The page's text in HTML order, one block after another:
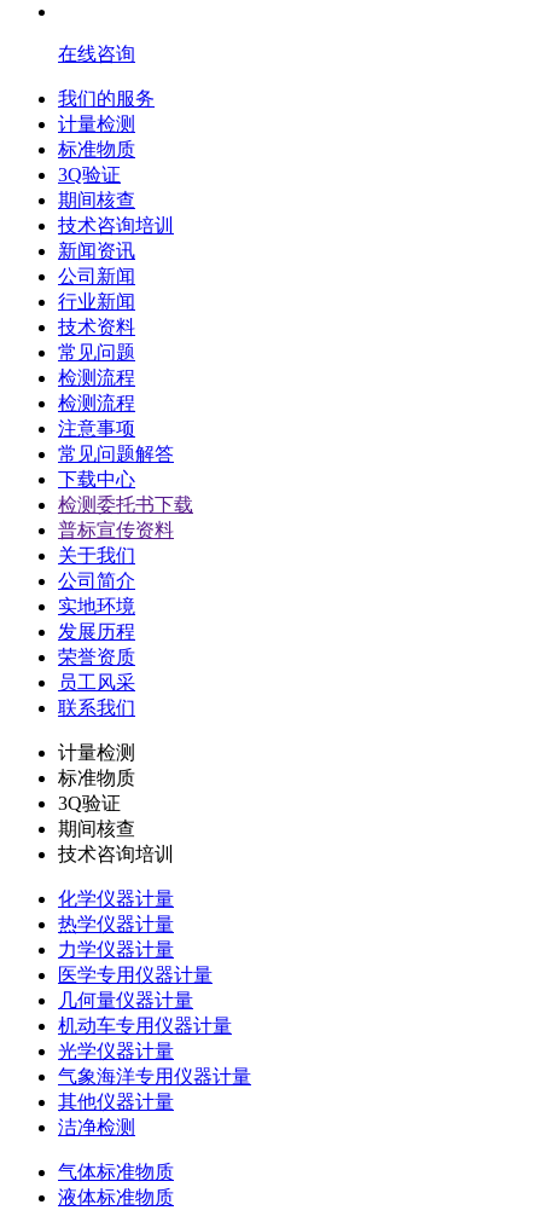
在线咨询
我们的服务
计量检测
标准物质
3Q验证
期间核查
技术咨询培训
新闻资讯
公司新闻
行业新闻
技术资料
常见问题
检测流程
检测流程
注意事项
常见问题解答
下载中心
检测委托书下载
普标宣传资料
关于我们
公司简介
实地环境
发展历程
荣誉资质
员工风采
联系我们
计量检测
标准物质
3Q验证
期间核查
技术咨询培训
化学仪器计量
热学仪器计量
力学仪器计量
医学专用仪器计量
几何量仪器计量
机动车专用仪器计量
光学仪器计量
气象海洋专用仪器计量
其他仪器计量
洁净检测
气体标准物质
液体标准物质